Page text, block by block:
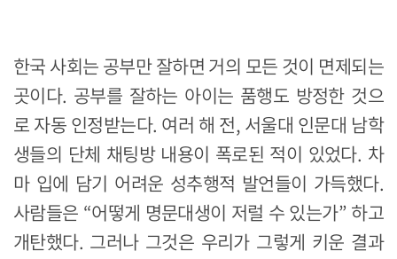
한국 사회는 공부만 잘하면 거의 모든 것이 면제되는
곳이다. 공부를 잘하는 아이는 품행도 방정한 것으
로 자동 인정받는다. 여러 해 전, 서울대 인문대 남학
생들의 단체 채팅방 내용이 폭로된 적이 있었다. 차
마 입에 담기 어려운 성추행적 발언들이 가득했다.
사람들은 “어떻게 명문대생이 저럴 수 있는가” 하고
개탄했다. 그러나 그것은 우리가 그렇게 키운 결과